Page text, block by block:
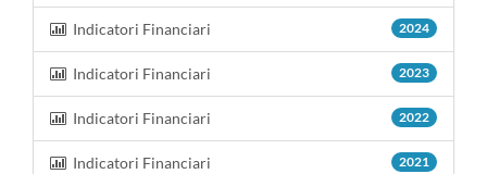
Indicatori Financiari 2024
Indicatori Financiari 2023
Indicatori Financiari 2022
Indicatori Financiari 2021